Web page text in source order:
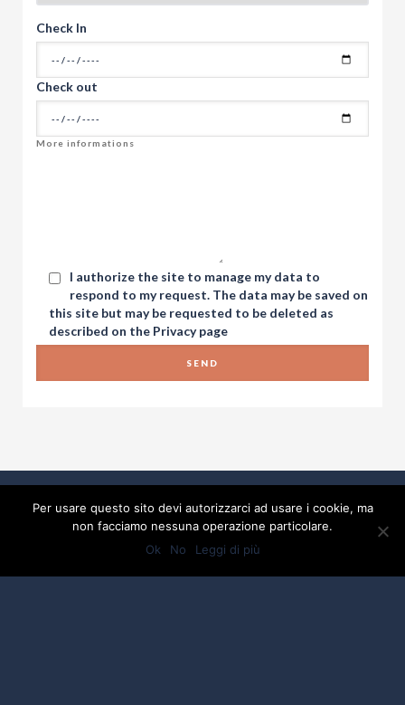
Check In
Check out
I authorize the site to manage my data to
respond to my request. The data may be saved on
this site but may be requested to be deleted as
described on the Privacypage
Per usare questo sito devi autorizzarci ad usare i cookie, ma
non facciamo nessuna operazione particolare.
Ok
No Leggi di più